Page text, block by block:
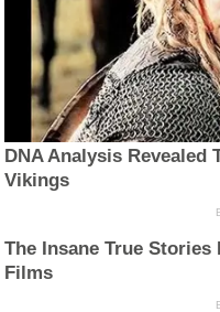
DNA Analysis Revealed
Vikings
The Insane True
Films